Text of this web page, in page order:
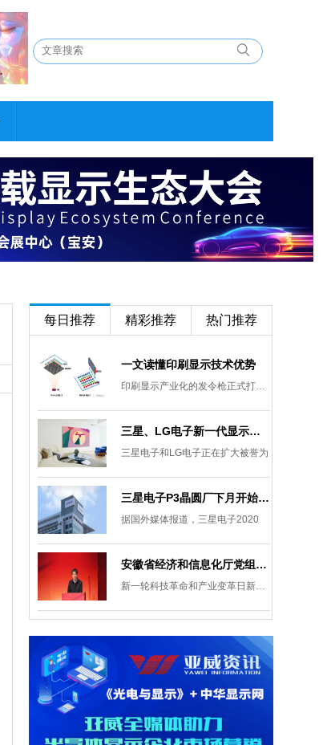
每日推荐 精彩推荐 热门推荐
一文读懂印刷显示技术优势
印刷显示产业化的发令枪正式打响。
三星、LG电子新一代显示发展目标：集中扩大Micro LED 应用产品线
三星电子和LG电子正在扩大被誉为
三星电子P3晶圆厂下月开始安装设备，计划下半年建成
据国外媒体报道，三星电子2020
安徽省经济和信息化厅党组成员、副厅长柯文斌：掌握显示技术发展主动权 打造新型显示产业制造集群
新一轮科技革命和产业变革日新月异